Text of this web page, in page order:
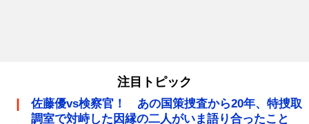
注目トピック
佐藤優vs検察官！ あの国策捜査から20年、特捜取
調室で対峙した因縁の二人がいま語り合ったこと